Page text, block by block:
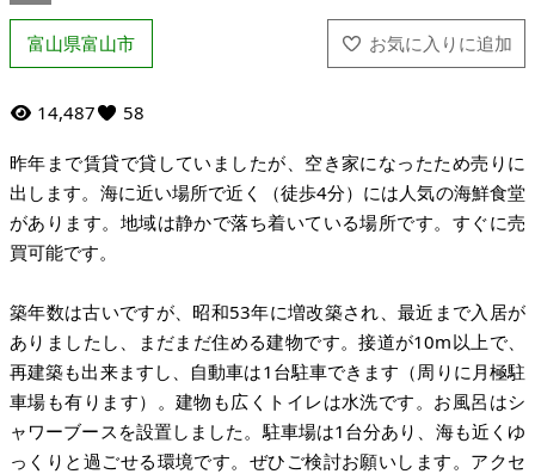
富山県富山市
14,487 58
昨年まで賃貸で貸していましたが、空き家になったため売りに
出します。海に近い場所で近く（徒歩4分）には人気の海鮮食堂
があります。地域は静かで落ち着いている場所です。すぐに売
買可能です。
築年数は古いですが、昭和53年に増改築され、最近まで入居が
ありましたし、まだまだ住める建物です。接道が10m以上で、
再建築も出来ますし、自動車は1台駐車できます（周りに月極駐
車場も有ります）。建物も広くトイレは水洗です。お風呂はシ
ャワーブースを設置しました。駐車場は1台分あり、海も近くゆ
っくりと過ごせる環境です。ぜひご検討お願いします。アクセ